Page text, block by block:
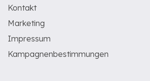
Kontakt
Marketing
Impressum
Kampagnenbestimmungen